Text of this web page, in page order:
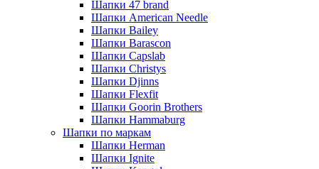
Шапки 47 brand
Шапки American Needle
Шапки Bailey
Шапки Barascon
Шапки Capslab
Шапки Christys
Шапки Djinns
Шапки Flexfit
Шапки Goorin Brothers
Шапки Hammaburg
Шапки по маркам
Шапки Herman
Шапки Ignite